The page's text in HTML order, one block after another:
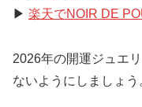
▶ 楽天でNOIR DE
2026年の開運ジュエ
ないようにしましょう